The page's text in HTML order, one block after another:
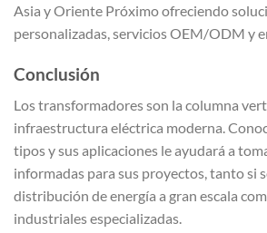
Asia y Oriente Próximo ofreciendo
personalizadas, servicios OEM/ODM y
Conclusión
Los transformadores son la columna
infraestructura eléctrica moderna.
tipos y sus aplicaciones le ayudará a
informadas para sus proyectos, tanto si
distribución de energía a gran escala
industriales especializadas.